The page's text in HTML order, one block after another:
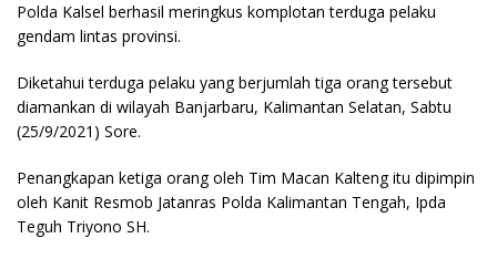
Polda Kalsel berhasil meringkus komplotan terduga pelaku
gendam lintas provinsi.
Diketahui terduga pelaku yang berjumlah tiga orang tersebut
diamankan di wilayah Banjarbaru, Kalimantan Selatan, Sabtu
(25/9/2021) Sore.
Penangkapan ketiga orang oleh Tim Macan Kalteng itu dipimpin
oleh Kanit Resmob Jatanras Polda Kalimantan Tengah, Ipda
Teguh Triyono SH.